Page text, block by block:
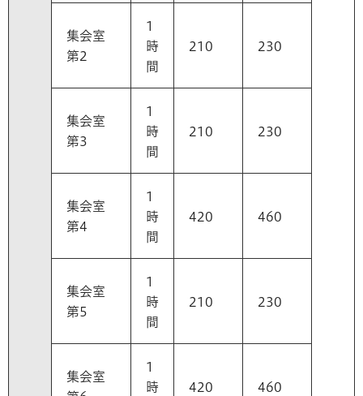
集会室
第2
1
時
間
210 230
集会室
第3
1
時
間
210 230
集会室
第4
1
時
間
420 460
集会室
第5
1
時
間
210 230
集会室
1
時
420 460